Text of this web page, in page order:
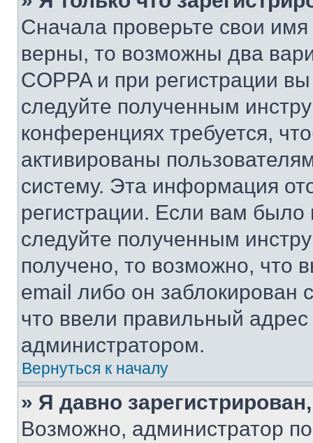
Сначала проверьте свои
верны, то возможны два
COPPA и при регистрации
следуйте полученным
конференциях требуется,
активированы
систему. Эта информация
регистрации. Если вам
следуйте полученным
получено, то возможно, что
email либо он
что ввели правильный адрес
администратором.
Вернуться к началу
» Я давно
Возможно, администратор